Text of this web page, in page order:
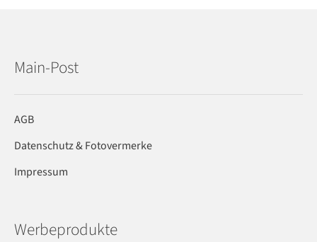
Main-Post
AGB
Datenschutz & Fotovermerke
Impressum
Werbeprodukte